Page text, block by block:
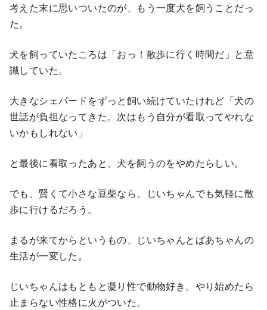
考えた末に思いついたのが、もう一度犬を飼うことだっ
た。
犬を飼っていたころは「おっ！散歩に行く時間だ」と意
識していた。
大きなシェパードをずっと飼い続けていたけれど「犬の
世話が負担なってきた。次はもう自分が看取ってやれな
いかもしれない」
と最後に看取ったあと、犬を飼うのをやめたらしい。
でも、賢くて小さな豆柴なら、じいちゃんでも気軽に散
歩に行けるだろう。
まるが来てからというもの、じいちゃんとばあちゃんの
生活が一変した。
じいちゃんはもともと凝り性で動物好き。やり始めたら
止まらない性格に火がついた。